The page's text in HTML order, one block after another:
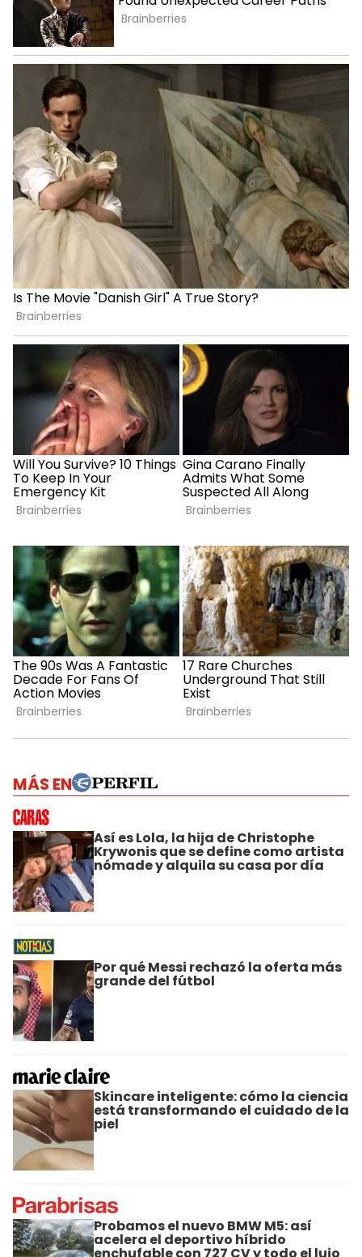
MÁS EN
Así es Lola, la hija de Christophe
Krywonis que se define como artista
nómade y alquila su casa por día
Por qué Messi rechazó la oferta más
grande del fútbol
Skincare inteligente: cómo la ciencia
está transformando el cuidado de la
piel
Probamos el nuevo BMW M5: así
acelera el deportivo híbrido